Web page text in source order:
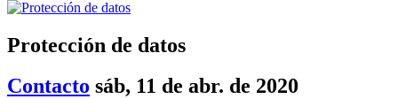
Protección de datos
Contacto sáb, 11 de abr. de 2020